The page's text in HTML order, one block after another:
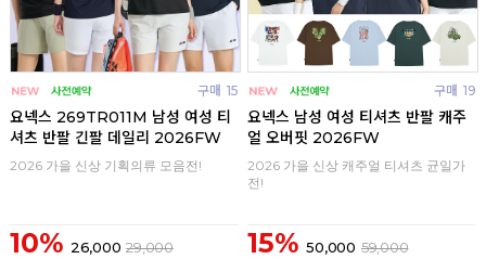
구매 15
요넥스 269TR011M 남성 여성 티
셔츠 반팔 긴팔 데일리 2026FW
2026 가을 신상 기획의류 모음전!
10% 26,000 29,000
구매 19
요넥스 남성 여성 티셔츠 반팔 캐주
얼 오버핏 2026FW
2026 가을 신상 캐주얼 티셔츠 균일가
전!
15% 50,000 59,000